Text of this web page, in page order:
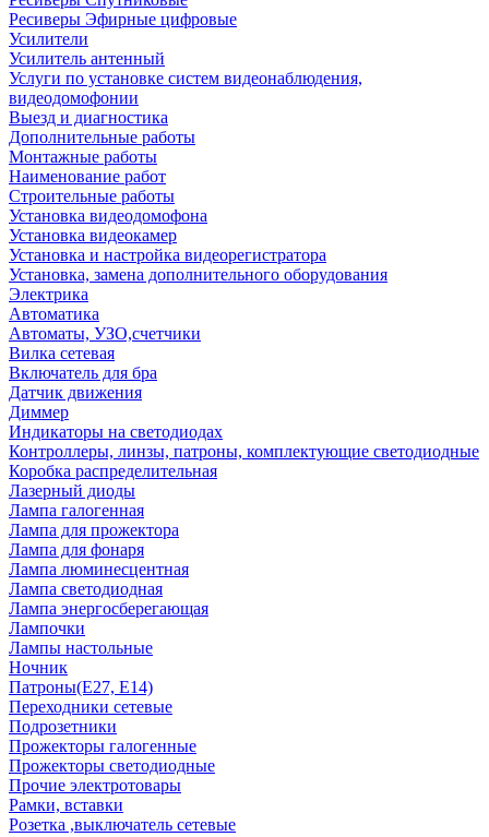
Ресиверы Эфирные цифровые
Усилители
Усилитель антенный
Услуги по установке систем видеонаблюдения,
видеодомофонии
Выезд и диагностика
Дополнительные работы
Монтажные работы
Наименование работ
Строительные работы
Установка видеодомофона
Установка видеокамер
Установка и настройка видеорегистратора
Установка, замена дополнительного оборудования
Электрика
Автоматика
Автоматы, УЗО,счетчики
Вилка сетевая
Включатель для бра
Датчик движения
Диммер
Индикаторы на светодиодах
Контроллеры, линзы, патроны, комплектующие светодиодные
Коробка распределительная
Лазерный диоды
Лампа галогенная
Лампа для прожектора
Лампа для фонаря
Лампа люминесцентная
Лампа светодиодная
Лампа энергосберегающая
Лампочки
Лампы настольные
Ночник
Патроны(Е27, Е14)
Переходники сетевые
Подрозетники
Прожекторы галогенные
Прожекторы светодиодные
Прочие электротовары
Рамки, вставки
Розетка ,выключатель сетевые